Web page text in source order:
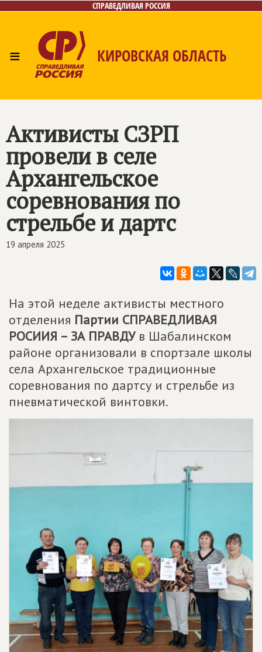
СПРАВЕДЛИВАЯ РОССИЯ
≡ КИРОВСКАЯ ОБЛАСТЬ
Контакты
Активисты СЗРП
провели в селе
Архангельское
соревнования по
стрельбе и дартс
19 апреля 2025
На этой неделе активисты местного
отделения Партии СПРАВЕДЛИВАЯ
РОСИИЯ – ЗА ПРАВДУв Шабалинском
районе организовали в спортзале школы
села Архангельское традиционные
соревнования по дартсу и стрельбе из
пневматической винтовки.